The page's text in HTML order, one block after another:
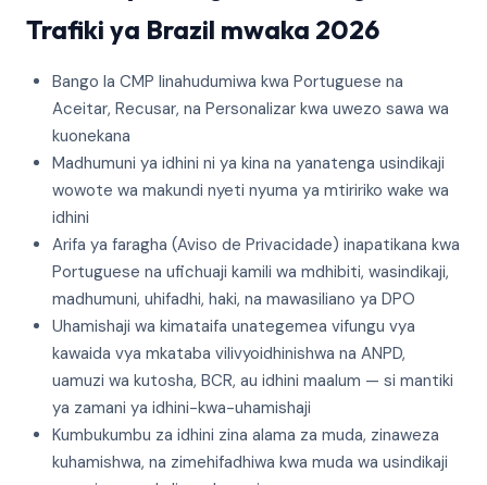
Trafiki ya Brazil mwaka 2026
Bango la CMP linahudumiwa kwa Portuguese na
Aceitar, Recusar, na Personalizar kwa uwezo sawa wa
kuonekana
Madhumuni ya idhini ni ya kina na yanatenga usindikaji
wowote wa makundi nyeti nyuma ya mtiririko wake wa
idhini
Arifa ya faragha (Aviso de Privacidade) inapatikana kwa
Portuguese na ufichuaji kamili wa mdhibiti, wasindikaji,
madhumuni, uhifadhi, haki, na mawasiliano ya DPO
Uhamishaji wa kimataifa unategemea vifungu vya
kawaida vya mkataba vilivyoidhinishwa na ANPD,
uamuzi wa kutosha, BCR, au idhini maalum — si mantiki
ya zamani ya idhini-kwa-uhamishaji
Kumbukumbu za idhini zina alama za muda, zinaweza
kuhamishwa, na zimehifadhiwa kwa muda wa usindikaji